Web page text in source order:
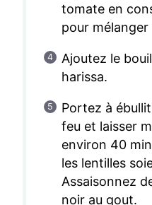
tomate en
pour
Ajoutez le
harissa.
Portez à
feu et laisser
environ 40
les lentilles
Assaisonnez
noir au gout.